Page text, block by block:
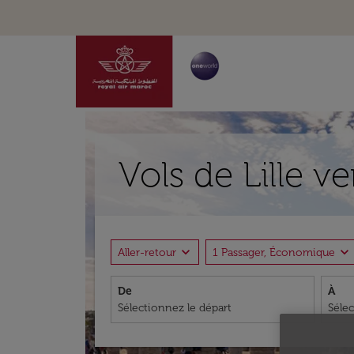
Vols de Lille
Aller-retour expand_more 1 Passager, Économique expand_more
De À